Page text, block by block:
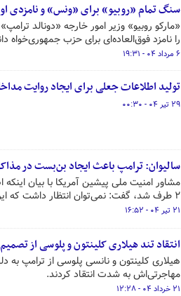
سنگ تمام «روبیو» برای «ونس» و نامزدی او در
را نامزد فوق‌العاده‌ای برای حزب جمهوری‌خواه
۶ مرداد ۰۴ - ۱۹:۳۱
تولید اطلاعات جعلی برای ایجاد روایت مداخله
۲۹ تیر ۰۴ - ۰۰:۳۰
سالیوان: ترامپ باعث ایجاد بن‌بست در
مشاور امنیت ملی پیشین آمریکا با بیان
۲ طرف شد، گفت: نمی‌توان انتظار داشت که ایران به این زودی‌ها به میز مذاکره بازگردد.
۲۱ تیر ۰۴ - ۱۶:۵۲
انتقاد تند هیلاری کلینتون و پلوسی از
هیلاری کلینتون و نانسی پلوسی از ترامپ به
مهاجرتی‌اش به شدت انتقاد کردند.
۲۱ خرداد ۰۴ - ۱۲:۲۸